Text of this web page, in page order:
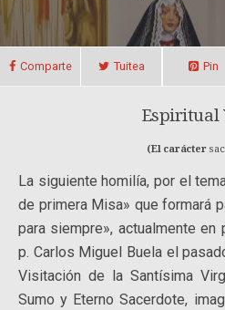
Comparte Tuitea Pin
Espiritual
(El carácter
La siguiente homilía, por el
de primera Misa» que formará
para siempre», actualmente en
p. Carlos Miguel Buela el
Visitación de la Santísima
Sumo y Eterno Sacerdote,